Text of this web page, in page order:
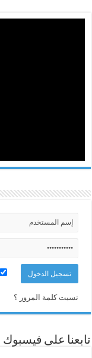
نسيت كلمة المرور ؟
تابعنا على فيسبوك